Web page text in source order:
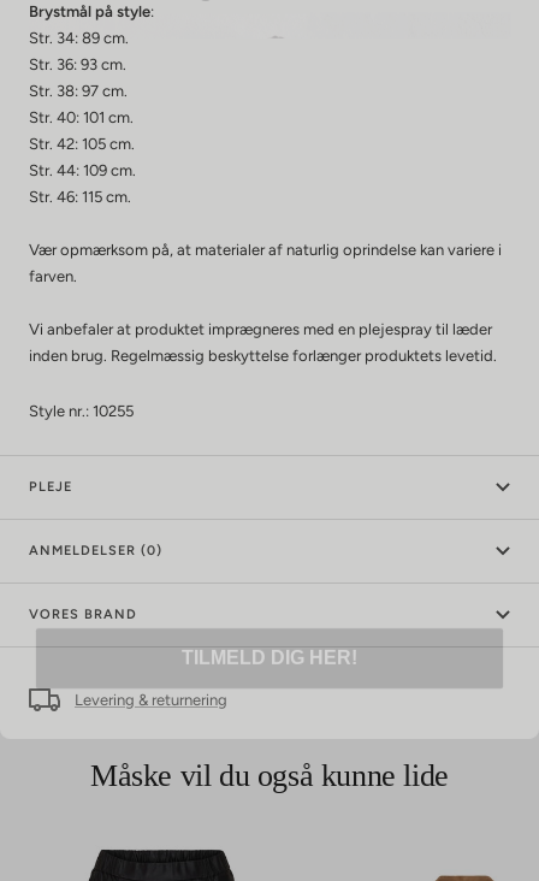
Brystmål på style:
Str. 34: 89 cm.
Str. 36: 93 cm.
Str. 38: 97 cm.
Str. 40: 101 cm.
Str. 42: 105 cm.
Str. 44: 109 cm.
Str. 46: 115 cm.
Vær opmærksom på, at materialer af naturlig oprindelse kan variere i
farven.
Vi anbefaler at produktet imprægneres med en plejespray til læder
inden brug. Regelmæssig beskyttelse forlænger produktets levetid.
Style nr.: 10255
PLEJE
ANMELDELSER (0)
VORES BRAND
Levering & returnering
Måske vil du også kunne lide